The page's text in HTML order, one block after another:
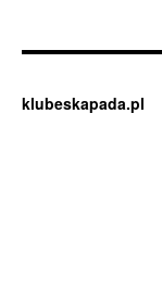
klubeskapada.pl